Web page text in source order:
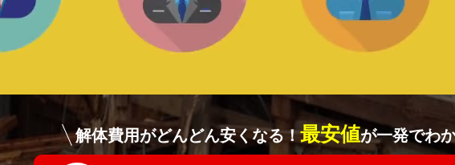
解体費用がどんどん安くなる！最安値が一発でわ